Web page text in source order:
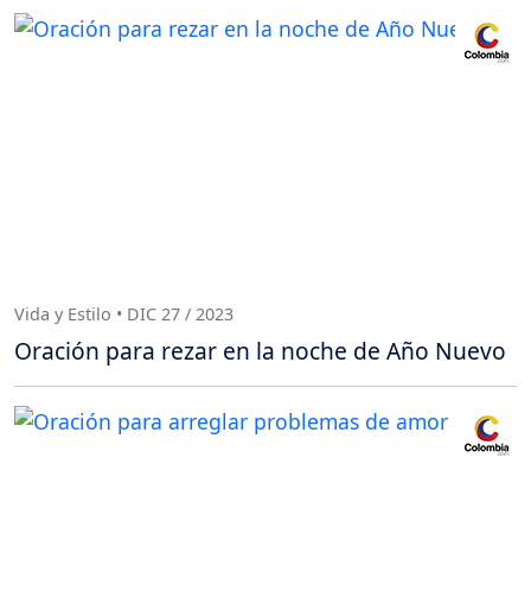
Vida y Estilo • DIC 27 / 2023
Oración para rezar en la noche de Año Nuevo